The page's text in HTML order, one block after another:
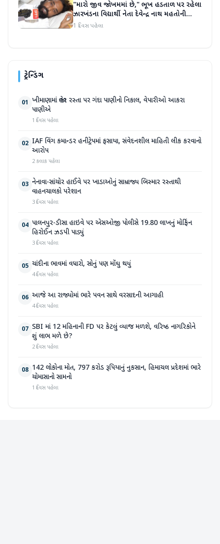
"મારો જીવ જોખમમાં છે," ભૂખ હડતાળ પર રહેલા
ઝારખંડના વિદ્યાર્થી નેતા દેવેન્દ્ર નાથ મહતોની
તબિયત ખરાબ
1 દિવસ પહેલા
ટ્રેન્ડિંગ
01 ખીમાણામાં જાહેર રસ્તા પર ગંદા પાણીનો નિકાલ, વેપારીઓ આકરા
પાણીએ
1 દિવસ પહેલા
02 IAF વિંગ કમાન્ડર હનીટ્રેપમાં ફસાયા, સંવેદનશીલ માહિતી લીક કરવાનો
આરોપ
2 કલાક પહેલા
03 નેનાવા-સાંચોર હાઈવે પર ખાડાઓનું સામ્રાજ્ય બિસ્માર રસ્તાથી
વાહનચાલકો પરેશાન
3 દિવસ પહેલા
04 પાલનપુર-ડીસા હાઇવે પર એસઓજી પોલીસે 19.80 લાખનું મોર્ફિન
હિરોઈન ઝડપી પાડ્યું
3 દિવસ પહેલા
05 ચાંદીના ભાવમાં વધારો, સોનું પણ મોંઘુ થયું
4 દિવસ પહેલા
06 આજે આ રાજ્યોમાં ભારે પવન સાથે વરસાદની આગાહી
4 દિવસ પહેલા
07 SBI માં 12 મહિનાની FD પર કેટલું વ્યાજ મળશે, વરિષ્ઠ નાગરિકોને
શું લાભ મળે છે?
2 દિવસ પહેલા
08 142 લોકોના મોત, 797 કરોડ રૂપિયાનું નુકસાન, હિમાચલ પ્રદેશમાં ભારે
ચોમાસાનો સામનો
1 દિવસ પહેલા